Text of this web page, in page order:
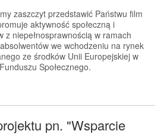
zaszczyt przedstawić Państwu film
aktywność społeczną i
z niepełnosprawnością w ramach
we wchodzeniu na rynek
ze środków Unii Europejskiej w
Społecznego.
pn. "Wsparcie